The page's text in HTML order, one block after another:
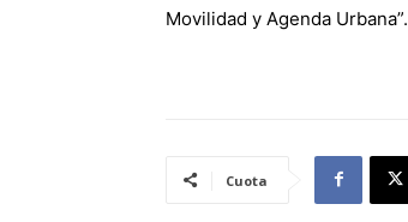
Movilidad y Agenda Urbana”.
Cuota